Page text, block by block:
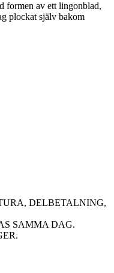
formen av ett lingonblad,
plockat själv bakom
DELBETALNING,
SAMMA DAG.